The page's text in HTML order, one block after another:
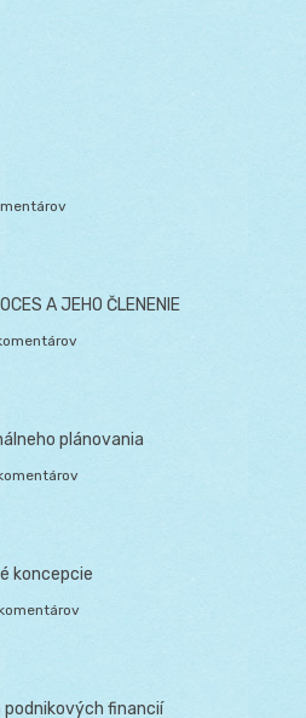
A JEHO ČLENENIE
plánovania
koncepcie
financií